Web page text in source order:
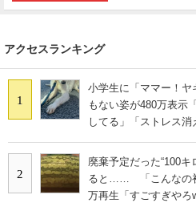
アクセスランキング
1
小学生に「ママー！
もない姿が480万表示
してる」「ストレス消
2
廃棄予定だった“100
ると…… 「こんなの
万再生「すごすぎやろw